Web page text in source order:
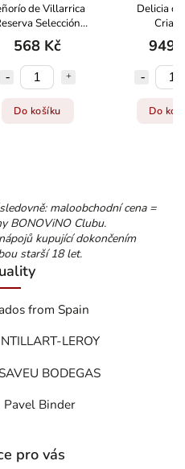
de Villarrica
Selección
Especial
568 Kč
Do košíku
Delicia
949
Do
maloobchodní cena =
BONOViNO Clubu.
kupující dokončením
starší 18 let.
from Spain
LEROY
BODEGAS
Pavel Binder
pro vás